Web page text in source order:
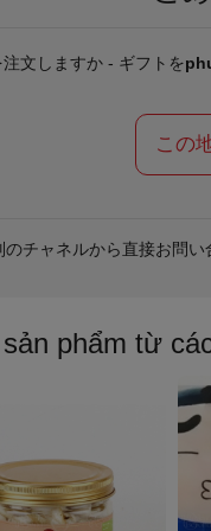
文しますか - ギフトを
この
のチャネルから直接お問
phẩm từ